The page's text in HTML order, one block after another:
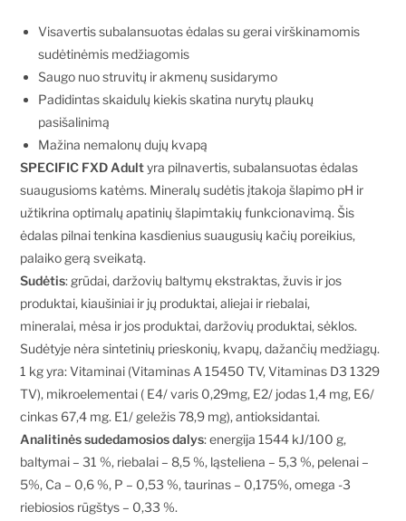
Visavertis subalansuotas ėdalas su gerai virškinamomis
sudėtinėmis medžiagomis
Saugo nuo struvitų ir akmenų susidarymo
Padidintas skaidulų kiekis skatina nurytų plaukų
pasišalinimą
Mažina nemalonų dujų kvapą
SPECIFIC FXD Adultyra pilnavertis, subalansuotas ėdalas
suaugusioms katėms. Mineralų sudėtis įtakoja šlapimo pH ir
užtikrina optimalų apatinių šlapimtakių funkcionavimą. Šis
ėdalas pilnai tenkina kasdienius suaugusių kačių poreikius,
palaiko gerą sveikatą.
Sudėtis: grūdai, daržovių baltymų ekstraktas, žuvis ir jos
produktai, kiaušiniai ir jų produktai, aliejai ir riebalai,
mineralai, mėsa ir jos produktai, daržovių produktai, sėklos.
Sudėtyje nėra sintetinių prieskonių, kvapų, dažančių medžiagų.
1 kg yra: Vitaminai (Vitaminas A 15450 TV, Vitaminas D3 1329
TV), mikroelementai ( E4/ varis 0,29mg, E2/ jodas 1,4 mg, E6/
cinkas 67,4 mg. E1/ geležis 78,9 mg), antioksidantai.
Analitinės sudedamosios dalys: energija 1544 kJ/100 g,
baltymai – 31 %, riebalai – 8,5 %, ląsteliena – 5,3 %, pelenai –
5%, Ca – 0,6 %, P – 0,53 %, taurinas – 0,175%, omega -3
riebiosios rūgštys – 0,33 %.